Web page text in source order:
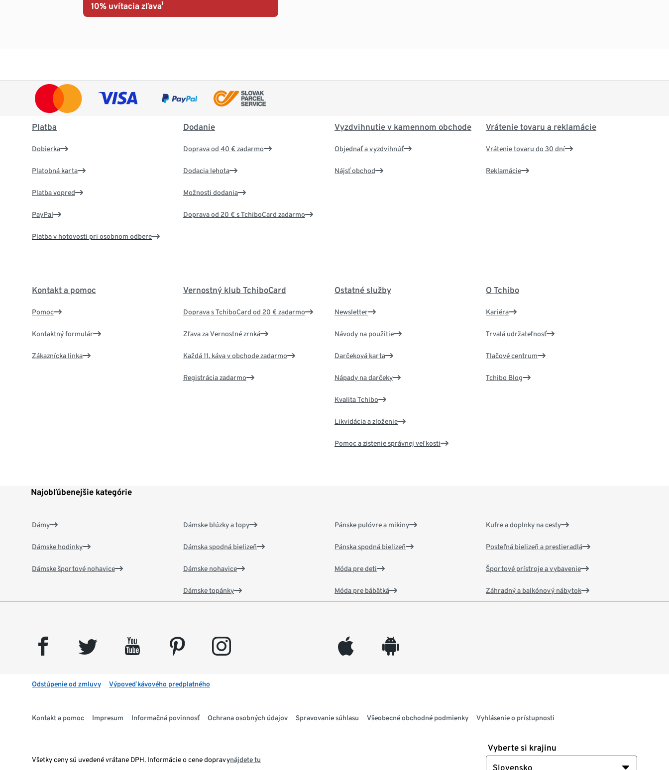
10% uvítacia zľava¹
Platba
Dobierka
Platobná karta
Platba vopred
PayPal
Platba v hotovosti pri osobnom odbere
Dodanie
Doprava od 40 € zadarmo
Dodacia lehota
Možnosti dodania
Doprava od 20 € s TchiboCard zadarmo
Vyzdvihnutie v kamennom obchode
Objednať a vyzdvihnúť
Nájsť obchod
Vrátenie tovaru a reklamácie
Vrátenie tovaru do 30 dní
Reklamácie
Kontakt a pomoc
Pomoc
Kontaktný formulár
Zákaznícka linka
Vernostný klub TchiboCard
Doprava s TchiboCard od 20 € zadarmo
Zľava za Vernostné zrnká
Každá 11. káva v obchode zadarmo
Registrácia zadarmo
Ostatné služby
Newsletter
Návody na použitie
Darčeková karta
Nápady na darčeky
Kvalita Tchibo
Likvidácia a zloženie
Pomoc a zistenie správnej veľkosti
O Tchibo
Kariéra
Trvalá udržateľnosť
Tlačové centrum
Tchibo Blog
Najobľúbenejšie kategórie
Dámy
Dámske hodinky
Dámske športové nohavice
Dámske blúzky a topy
Dámska spodná bielizeň
Dámske nohavice
Dámske topánky
Pánske pulóvre a mikiny
Pánska spodná bielizeň
Móda pre deti
Móda pre bábätká
Kufre a doplnky na cesty
Posteľná bielizeň a prestieradlá
Športové prístroje a vybavenie
Záhradný a balkónový nábytok
facebook twitter youtube pinterest instagram appleinc android
Odstúpenie od zmluvy Výpoveď kávového predplatného
Kontakt a pomoc Impresum Informačná povinnosť Ochrana osobných údajov Spravovanie súhlasu Všeobecné obchodné podmienky Vyhlásenie o prístupnosti
Všetky ceny sú uvedené vrátane DPH. Informácie o cene dopravynájdete tu
Vyberte si krajinu
Slovensko